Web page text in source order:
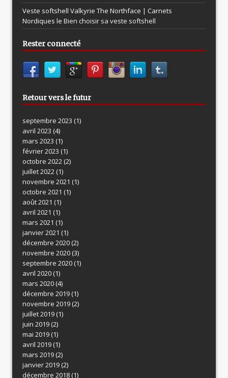
Veste softshell Valkyrie The Northface | Carnets
Nordiques le Bien choisir sa veste softshell
Rester connecté
Retour vers le futur
septembre 2023 (1)
avril 2023 (4)
mars 2023 (1)
février 2023 (1)
octobre 2022(2)
juillet 2022(1)
novembre 2021 (1)
octobre 2021 (1)
août 2021 (1)
avril 2021 (1)
mars 2021 (1)
janvier 2021 (1)
décembre 2020(2)
novembre 2020(3)
septembre 2020(1)
avril 2020(1)
mars 2020(4)
décembre 2019(1)
novembre 2019(2)
juillet 2019(1)
juin 2019(2)
mai 2019(1)
avril 2019(1)
mars 2019(2)
janvier 2019(2)
décembre 2018(1)